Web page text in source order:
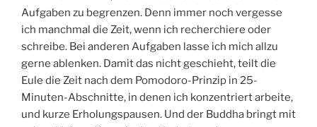
Aufgaben zu begrenzen. Denn immer noch vergesse
ich manchmal die Zeit, wenn ich recherchiere oder
schreibe. Bei anderen Aufgaben lasse ich mich allzu
gerne ablenken. Damit das nicht geschieht, teilt die
Eule die Zeit nach dem Pomodoro-Prinzip in 25-
Minuten-Abschnitte, in denen ich konzentriert arbeite,
und kurze Erholungspausen. Und der Buddha bringt mit